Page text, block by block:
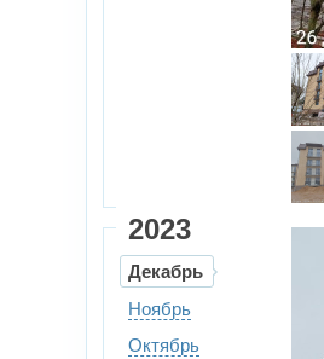
2023
Декабрь
Ноябрь
Октябрь